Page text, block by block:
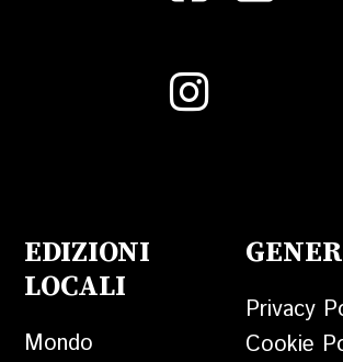
EDIZIONI
LOCALI
Mondo
Privacy
Cookie